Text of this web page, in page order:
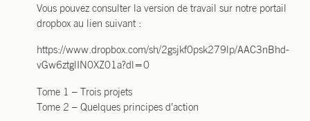
Vous pou­vez consul­ter la ver­sion de tra­vail sur notre por­tail
drop­box au lien suivant :
https://www.dropbox.com/sh/2gsjkf0psk279lp/AAC3nBhd-
vGw6ztglIN0XZ01a?dl=0
Tome 1 – Trois projets
Tome 2 – Quelques prin­cipes d’action